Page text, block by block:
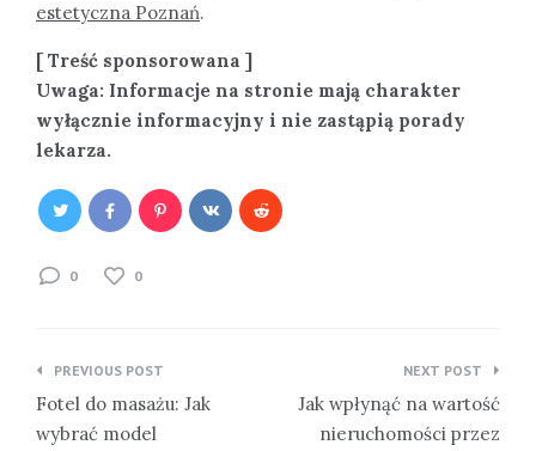
estetyczna Poznań.
[ Treść sponsorowana ]
Uwaga: Informacje na stronie mają charakter
wyłącznie informacyjny i nie zastąpią porady
lekarza.
0 0
Nawigacja
wpisu
PREVIOUS POST
Fotel do masażu: Jak
wybrać model
NEXT POST
Jak wpłynąć na wartość
nieruchomości przez